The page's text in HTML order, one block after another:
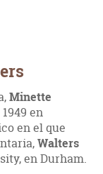
Minette
en
en el que
Walters
en Durham.